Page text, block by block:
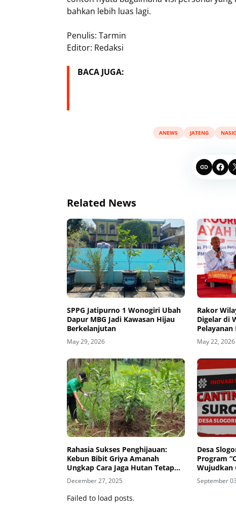
bahkan lebih luas lagi.
Penulis: Tarmin
Editor: Redaksi
BACA JUGA:
ANEWS JATENG
Related News
SPPG Jatipurno 1 Wonogiri Ubah
Dapur MBG Jadi Kawasan Hijau
Berkelanjutan
May 29, 2026
Rakor
Digelar di
Pelayanan
Fokus
May 22, 2026
Rahasia Sukses Penghijauan:
Kebun Bibit Griya Amanah
Ungkap Cara Jaga Hutan Tetap
Hidup!
December 27, 2025
Desa
Program
Wujudkan
Unggul
September
Failed to load posts.